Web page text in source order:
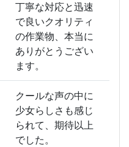
丁寧な対応と迅速
で良いクオリティ
の作業物、本当に
ありがとうござい
ます。
クールな声の中に
少女らしさも感じ
られて、期待以上
でした。